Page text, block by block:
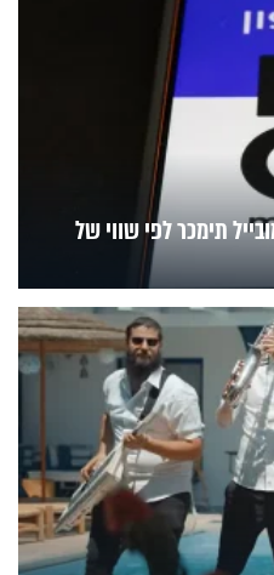
תימכר לפי שווי של